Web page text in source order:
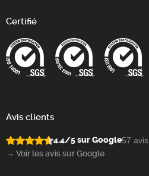
Certifié
Avis clients
4.4/5 sur Google57 avis
→ Voir les avis sur Google